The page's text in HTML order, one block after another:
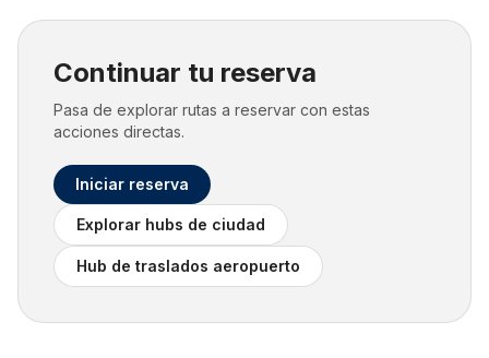
Continuar tu reserva
Pasa de explorar rutas a reservar con estas
acciones directas.
Iniciar reserva
Explorar hubs de ciudad
Hub de traslados aeropuerto